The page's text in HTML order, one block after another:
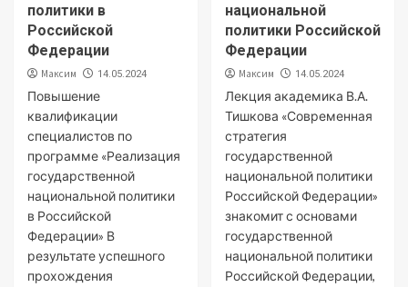
политики в
Российской
Федерации
Максим 14.05.2024
Повышение
квалификации
специалистов по
программе «Реализация
государственной
национальной политики
в Российской
Федерации» В
результате успешного
прохождения
национальной
политики Российской
Федерации
Максим 14.05.2024
Лекция академика В.А.
Тишкова «Современная
стратегия
государственной
национальной политики
Российской Федерации»
знакомит с основами
государственной
национальной политики
Российской Федерации,